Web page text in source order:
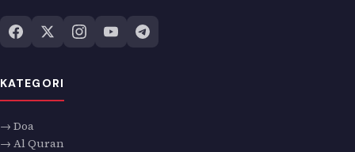
KATEGORI
→ Doa
→ Al Quran